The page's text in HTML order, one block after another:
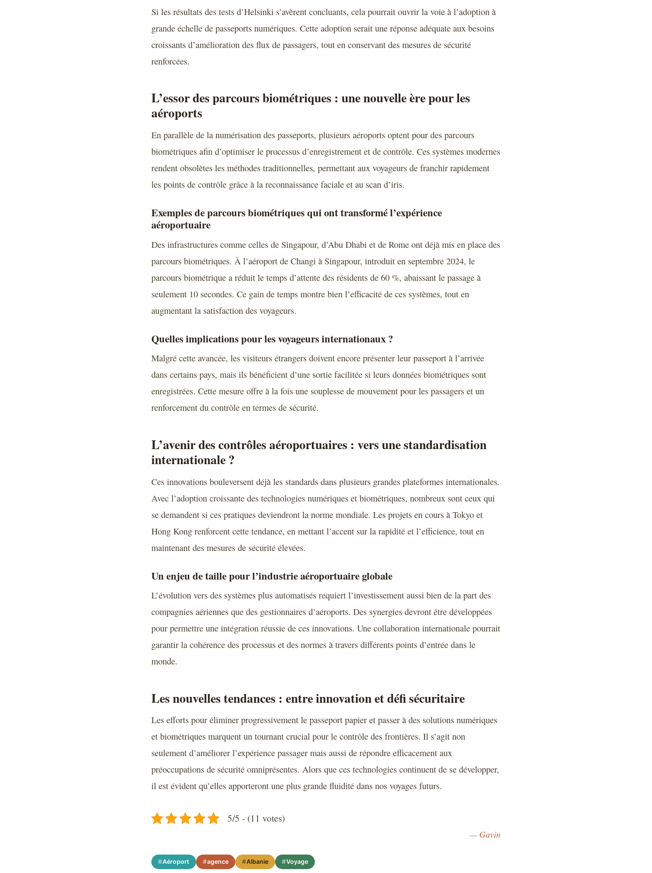
Si les résultats des tests d’Helsinki s’avèrent concluants, cela pourrait ouvrir la voie à l’adoption à
grande échelle de passeports numériques. Cette adoption serait une réponse adéquate aux besoins
croissants d’amélioration des flux de passagers, tout en conservant des mesures de sécurité
renforcées.
L’essor des parcours biométriques : une nouvelle ère pour les
aéroports
En parallèle de la numérisation des passeports, plusieurs aéroports optent pour des parcours
biométriques afin d’optimiser le processus d’enregistrement et de contrôle. Ces systèmes modernes
rendent obsolètes les méthodes traditionnelles, permettant aux voyageurs de franchir rapidement
les points de contrôle grâce à la reconnaissance faciale et au scan d’iris.
Exemples de parcours biométriques qui ont transformé l’expérience
aéroportuaire
Des infrastructures comme celles de Singapour, d’Abu Dhabi et de Rome ont déjà mis en place des
parcours biométriques. À l’aéroport de Changi à Singapour, introduit en septembre 2024, le
parcours biométrique a réduit le temps d’attente des résidents de 60 %, abaissant le passage à
seulement 10 secondes. Ce gain de temps montre bien l’efficacité de ces systèmes, tout en
augmentant la satisfaction des voyageurs.
Quelles implications pour les voyageurs internationaux ?
Malgré cette avancée, les visiteurs étrangers doivent encore présenter leur passeport à l’arrivée
dans certains pays, mais ils bénéficient d’une sortie facilitée si leurs données biométriques sont
enregistrées. Cette mesure offre à la fois une souplesse de mouvement pour les passagers et un
renforcement du contrôle en termes de sécurité.
L’avenir des contrôles aéroportuaires : vers une standardisation
internationale ?
Ces innovations bouleversent déjà les standards dans plusieurs grandes plateformes internationales.
Avec l’adoption croissante des technologies numériques et biométriques, nombreux sont ceux qui
se demandent si ces pratiques deviendront la norme mondiale. Les projets en cours à Tokyo et
Hong Kong renforcent cette tendance, en mettant l’accent sur la rapidité et l’efficience, tout en
maintenant des mesures de sécurité élevées.
Un enjeu de taille pour l’industrie aéroportuaire globale
L’évolution vers des systèmes plus automatisés requiert l’investissement aussi bien de la part des
compagnies aériennes que des gestionnaires d’aéroports. Des synergies devront être développées
pour permettre une intégration réussie de ces innovations. Une collaboration internationale pourrait
garantir la cohérence des processus et des normes à travers différents points d’entrée dans le
monde.
Les nouvelles tendances : entre innovation et défi sécuritaire
Les efforts pour éliminer progressivement le passeport papier et passer à des solutions numériques
et biométriques marquent un tournant crucial pour le contrôle des frontières. Il s’agit non
seulement d’améliorer l’expérience passager mais aussi de répondre efficacement aux
préoccupations de sécurité omniprésentes. Alors que ces technologies continuent de se développer,
il est évident qu’elles apporteront une plus grande fluidité dans nos voyages futurs.
5/5 - (11 votes)
— Gavin
Aéroport agence Albanie Voyage